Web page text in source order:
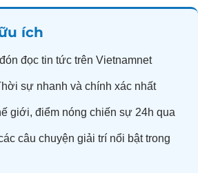
ích
đọc tin tức trên Vietnamnet
sự nhanh và chính xác nhất
giới, điểm nóng chiến sự 24h qua
câu chuyện giải trí nổi bật trong